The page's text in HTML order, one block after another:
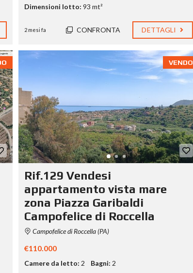
Dimensioni lotto: 93 mt²
2 mesi fa CONFRONTA DETTAGLI
VENDO
Rif.129 Vendesi
appartamento vista mare
zona Piazza Garibaldi
Campofelice di Roccella
Campofelice di Roccella (PA)
€110.000
Camere da letto: 2 Bagni: 2